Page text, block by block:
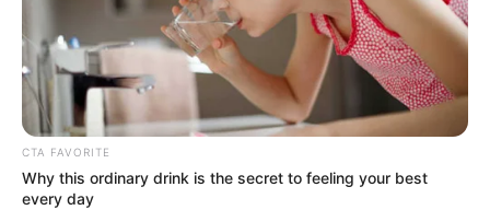
CTA FAVORITE
Why this ordinary drink is the secret to feeling your best
every day